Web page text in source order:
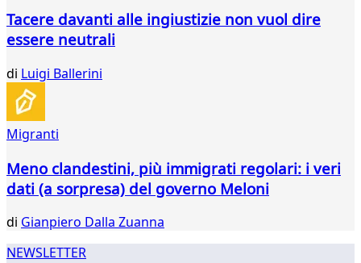
Tacere davanti alle ingiustizie non vuol dire
essere neutrali
di Luigi Ballerini
Migranti
Meno clandestini, più immigrati regolari: i veri
dati (a sorpresa) del governo Meloni
di Gianpiero Dalla Zuanna
NEWSLETTER